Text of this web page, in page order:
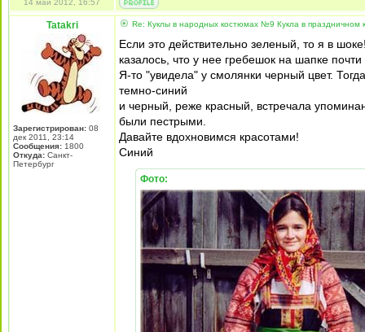
14 май 2012, 16:57
Tatakri
Зарегистрирован: 08
дек 2011, 23:14
Сообщения: 1800
Откуда: Санкт-
Петербург
Re: Куклы в народных костюмах №9 Кукла в праздничном
Если это действительно зеленый, то я в
казалось, что у нее гребешок на шапке
Я-то "увидела" у смолянки черный цвет.
темно-синий
и черный, реже красный, встречала
были пестрыми.
Давайте вдохновимся красотами!
Синий
Фото: